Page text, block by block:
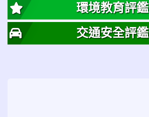
環境教育評鑑
交通安全評鑑